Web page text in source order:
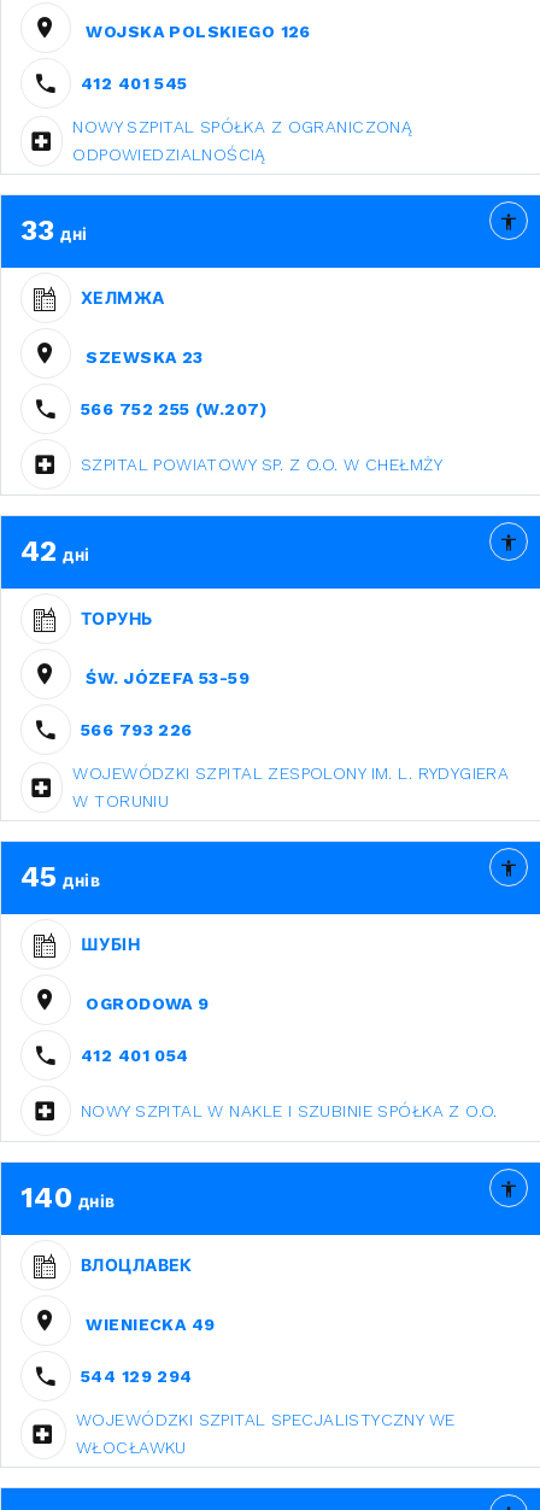
WOJSKA POLSKIEGO 126
412 401 545
NOWY SZPITAL SPÓŁKA Z OGRANICZONĄ
ODPOWIEDZIALNOŚCIĄ
33 дні
ХЕЛМЖА
SZEWSKA 23
566 752 255 (W.207)
SZPITAL POWIATOWY SP. Z O.O. W CHEŁMŻY
42 дні
ТОРУНЬ
ŚW. JÓZEFA 53-59
566 793 226
WOJEWÓDZKI SZPITAL ZESPOLONY IM. L. RYDYGIERA
W TORUNIU
45 днів
ШУБІН
OGRODOWA 9
412 401 054
NOWY SZPITAL W NAKLE I SZUBINIE SPÓŁKA Z O.O.
140 днів
ВЛОЦЛАВЕК
WIENIECKA 49
544 129 294
WOJEWÓDZKI SZPITAL SPECJALISTYCZNY WE
WŁOCŁAWKU